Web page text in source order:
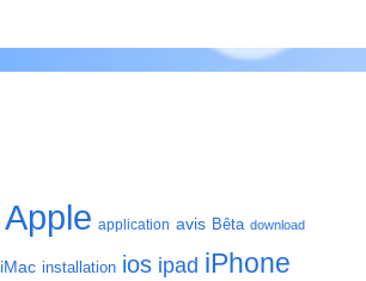
Apple application avis Bêta download
iMac installation ios ipad iPhone